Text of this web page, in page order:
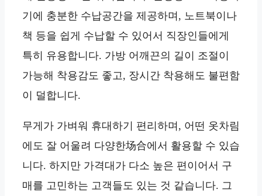
기에 충분한 수납공간을 제공하며, 노트북이나
책 등을 쉽게 수납할 수 있어서 직장인들에게
특히 유용합니다. 가방 어깨끈의 길이 조절이
가능해 착용감도 좋고, 장시간 착용해도 불편함
이 덜합니다.
무게가 가벼워 휴대하기 편리하며, 어떤 옷차림
에도 잘 어울려 다양한场合에서 활용할 수 있습
니다. 하지만 가격대가 다소 높은 편이어서 구
매를 고민하는 고객들도 있는 것 같습니다. 그